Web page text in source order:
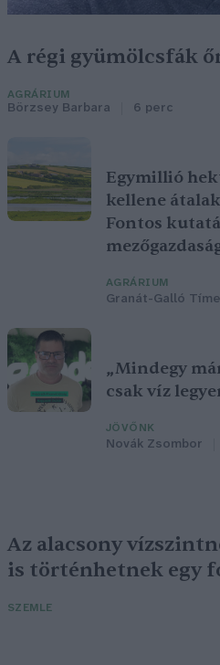
A régi gyümölcsfák
AGRÁRIUM
Börzsey Barbara 6 perc
Egymillió
kellene
Fontos
AGRÁRIUM
Granát-Galló
„Mindegy
csak víz
JÖVŐNK
Novák Zsombor
Az alacsony
is történhetnek egy
SZEMLE